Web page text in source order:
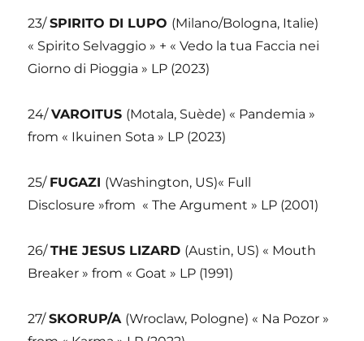
23/SPIRITO DI LUPO (Milano/Bologna, Italie)
« Spirito Selvaggio » + « Vedo la tua Faccia nei
Giorno di Pioggia » LP (2023)
24/VAROITUS (Motala, Suède) « Pandemia »
from « Ikuinen Sota » LP (2023)
25/ FUGAZI (Washington, US)« Full
Disclosure »from « The Argument » LP (2001)
26/THE JESUS LIZARD (Austin, US) « Mouth
Breaker » from « Goat » LP (1991)
27/SKORUP/A (Wroclaw, Pologne) « Na Pozor »